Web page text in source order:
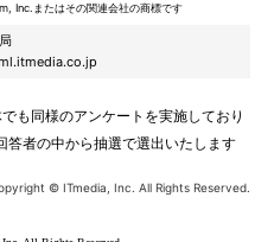
Inc.またはその関連会社の商標です
も同様のアンケートを実施しており
答者の中から抽選で選出いたします
© ITmedia, Inc. All Rights Reserved.